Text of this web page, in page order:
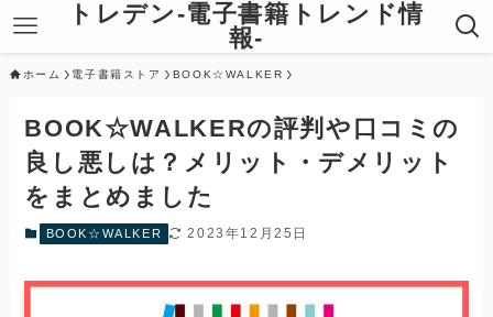
トレデン-電子書籍トレンド情
報-
ホーム 電子書籍ストア BOOK☆WALKER
BOOK☆WALKERの評判や口コミの
良し悪しは？メリット・デメリット
をまとめました
BOOK☆WALKER 2023年12月25日